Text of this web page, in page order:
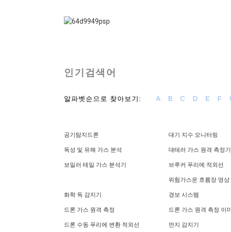
인기검색어
알파벳순으로 찾아보기: A B C D E F
공기탐지드론 대기 지수 모니터링
독성 및 유해 가스 분석 대테러 가스 원격 측정기
보일러 테일 가스 분석기 브루커 푸리에 적외선
화학 독 감지기
위험가스운 흐름장 영상
경보 시스템
드론 가스 원격 측정 드론 가스 원격 측정 이
드론 수동 푸리에 변환 적외선 먼지 감지기